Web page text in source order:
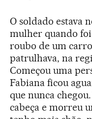
O soldado estava
mulher quando
roubo de um
patrulhava, na
Começou uma
Fabiana ficou
que nunca
cabeça e morreu